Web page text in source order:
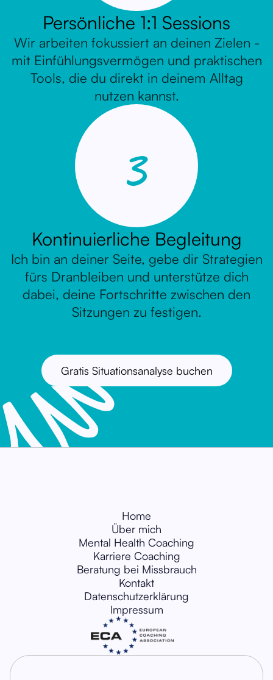
Persönliche 1:1 Sessions
Wir arbeiten fokussiert an deinen Zielen -
mit Einfühlungsvermögen und praktischen
Tools, die du direkt in deinem Alltag
nutzen kannst.
3
Kontinuierliche Begleitung
Ich bin an deiner Seite, gebe dir Strategien
fürs Dranbleiben und unterstütze dich
dabei, deine Fortschritte zwischen den
Sitzungen zu festigen.
Gratis Situationsanalyse buchen
Home
Über mich
Mental Health Coaching
Karriere Coaching
Beratung bei Missbrauch
Kontakt
Datenschutzerklärung
Impressum